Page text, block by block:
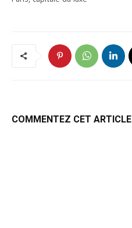
COMMENTEZ CET ARTICLE